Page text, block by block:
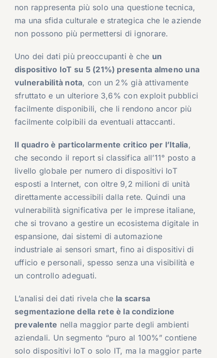
non rappresenta più solo una questione tecnica,
ma una sfida culturale e strategica che le aziende
non possono più permettersi di ignorare.
Uno dei dati più preoccupanti è che un
dispositivo IoT su 5 (21%) presenta almeno una
vulnerabilità nota, con un 2% già attivamente
sfruttato e un ulteriore 3,6% con exploit pubblici
facilmente disponibili, che li rendono ancor più
facilmente colpibili da eventuali attaccanti.
Il quadro è particolarmente critico per l’Italia,
che secondo il report si classifica all’11° posto a
livello globale per numero di dispositivi IoT
esposti a Internet, con oltre 9,2 milioni di unità
direttamente accessibili dalla rete. Quindi una
vulnerabilità significativa per le imprese italiane,
che si trovano a gestire un ecosistema digitale in
espansione, dai sistemi di automazione
industriale ai sensori smart, fino ai dispositivi di
ufficio e personali, spesso senza una visibilità e
un controllo adeguati.
L’analisi dei dati rivela che la scarsa
segmentazione della rete è la condizione
prevalente nella maggior parte degli ambienti
aziendali. Un segmento “puro al 100%” contiene
solo dispositivi IoT o solo IT, ma la maggior parte